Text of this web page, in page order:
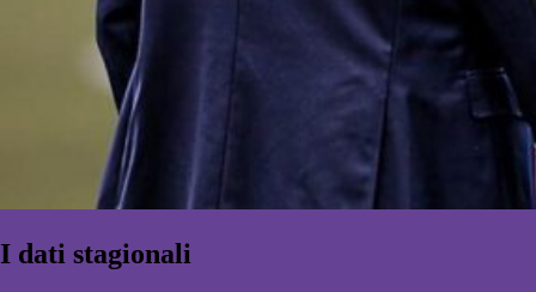
I dati stagionali